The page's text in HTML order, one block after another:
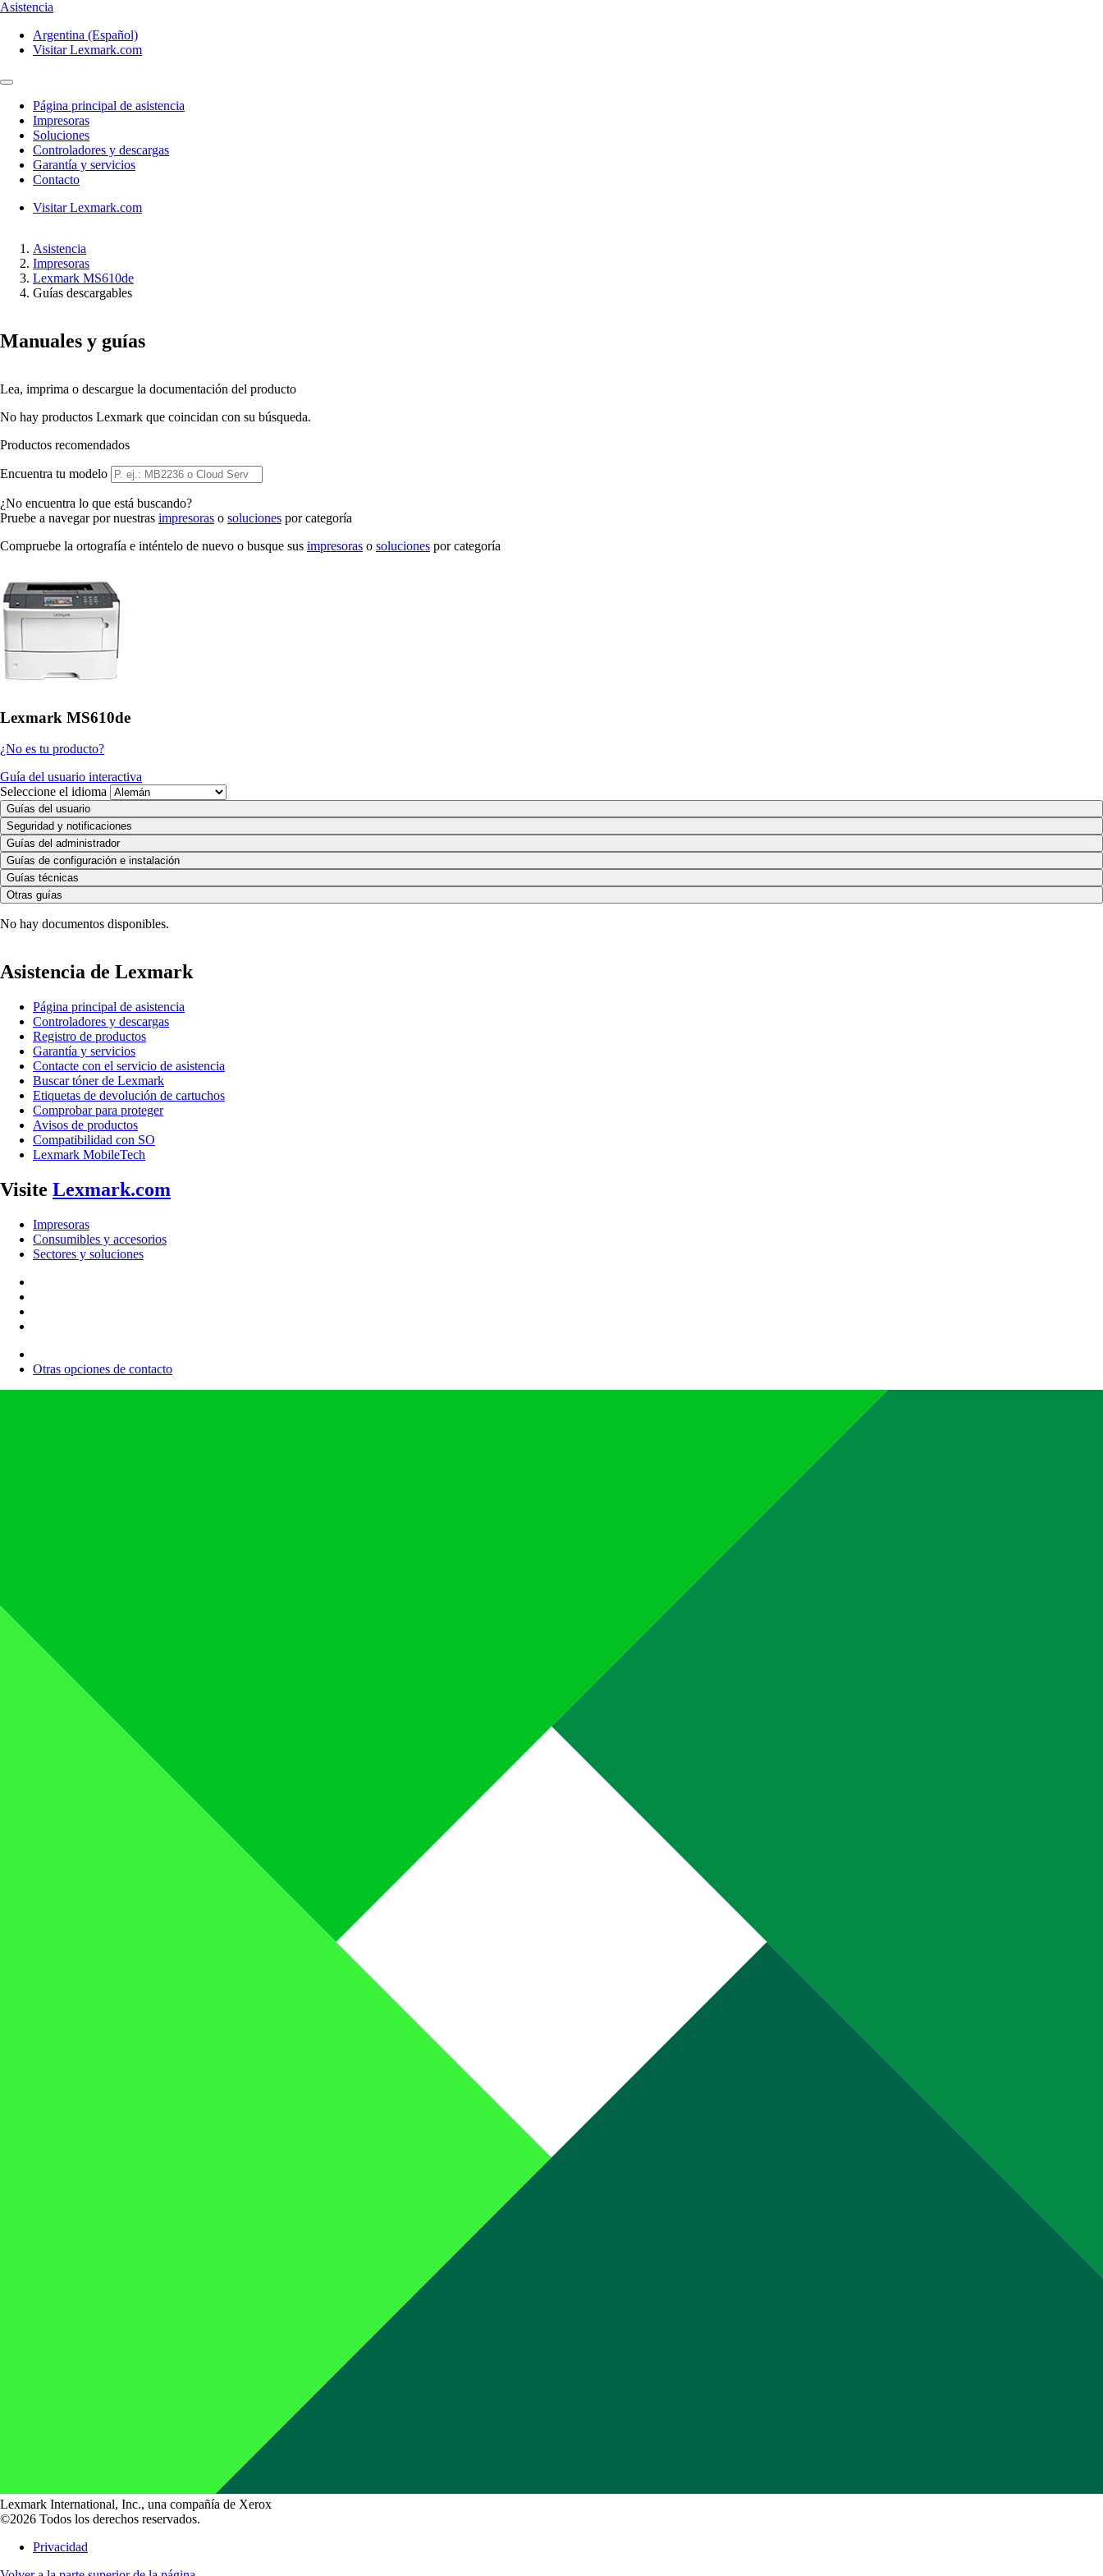
Asistencia
Argentina (Español)
Visitar Lexmark.com
Página principal de asistencia
Impresoras
Soluciones
Controladores y descargas
Garantía y servicios
Contacto
Visitar Lexmark.com
Asistencia
Impresoras
Lexmark MS610de
Guías descargables
Manuales y guías
Lea, imprima o descargue la documentación del producto
No hay productos Lexmark que coincidan con su búsqueda.
Productos recomendados
Encuentra tu modelo
¿No encuentra lo que está buscando?
Pruebe a navegar por nuestras impresoras o soluciones por categoría
Compruebe la ortografía e inténtelo de nuevo o busque sus impresoras o soluciones por categoría
Lexmark MS610de
¿No es tu producto?
Guía del usuario interactiva
Seleccione el idioma
Guías del usuario
Seguridad y notificaciones
Guías del administrador
Guías de configuración e instalación
Guías técnicas
Otras guías
No hay documentos disponibles.
Asistencia de Lexmark
Página principal de asistencia
Controladores y descargas
Registro de productos
Garantía y servicios
Contacte con el servicio de asistencia
Buscar tóner de Lexmark
Etiquetas de devolución de cartuchos
Comprobar para proteger
Avisos de productos
Compatibilidad con SO
Lexmark MobileTech
Visite Lexmark.com
Impresoras
Consumibles y accesorios
Sectores y soluciones
Otras opciones de contacto
Lexmark International, Inc., una compañía de Xerox
©2026 Todos los derechos reservados.
Privacidad